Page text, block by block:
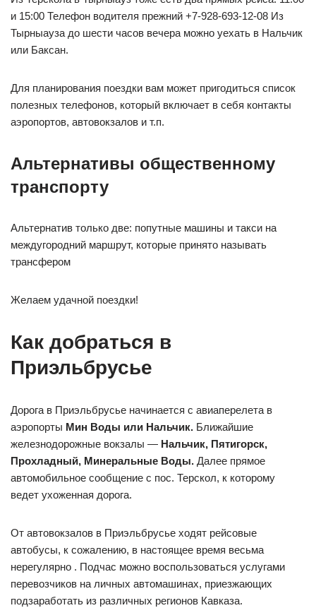
и 15:00 Телефон водителя прежний +7-928-693-12-08 Из
Тырныауза до шести часов вечера можно уехать в Нальчик
или Баксан.
Для планирования поездки вам может пригодиться список
полезных телефонов, который включает в себя контакты
аэропортов, автовокзалов и т.п.
Альтернативы общественному
транспорту
Альтернатив только две: попутные машины и такси на
междугородний маршрут, которые принято называть
трансфером
Желаем удачной поездки!
Как добраться в
Приэльбрусье
Дорога в Приэльбрусье начинается с авиаперелета в
аэропорты Мин Воды или Нальчик. Ближайшие
железнодорожные вокзалы — Нальчик, Пятигорск,
Прохладный, Минеральные Воды. Далее прямое
автомобильное сообщение с пос. Терскол, к которому
ведет ухоженная дорога.
От автовокзалов в Приэльбрусье ходят рейсовые
автобусы, к сожалению, в настоящее время весьма
нерегулярно . Подчас можно воспользоваться услугами
перевозчиков на личных автомашинах, приезжающих
подзаработать из различных регионов Кавказа.